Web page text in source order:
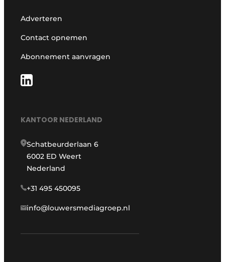
Adverteren
Contact opnemen
Abonnement aanvragen
KANTOOR NEDERLAND
Schatbeurderlaan 6
6002 ED Weert
Nederland
+31 495 450095
info@louwersmediagroep.nl